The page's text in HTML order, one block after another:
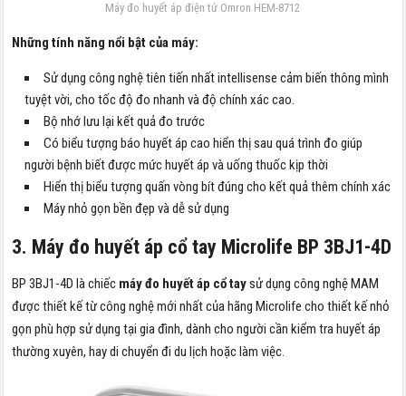
Máy đo huyết áp điện tử Omron HEM-8712
Những tính năng nổi bật của máy:
Sử dụng công nghệ tiên tiến nhất intellisense cảm biến thông mình
tuyệt vời, cho tốc độ đo nhanh và độ chính xác cao.
Bộ nhớ lưu lại kết quả đo trước
Có biểu tượng báo huyết áp cao hiển thị sau quá trình đo giúp
người bệnh biết được mức huyết áp và uống thuốc kịp thời
Hiển thị biểu tượng quấn vòng bít đúng cho kết quả thêm chính xác
Máy nhỏ gọn bền đẹp và dễ sử dụng
3. Máy đo huyết áp cổ tay Microlife BP 3BJ1-4D
BP 3BJ1-4D là chiếc máy đo huyết áp cổ taysử dụng công nghệ MAM
được thiết kế từ công nghệ mới nhất của hãng Microlife cho thiết kế nhỏ
gọn phù hợp sử dụng tại gia đình, dành cho người cần kiểm tra huyết áp
thường xuyên, hay di chuyển đi du lịch hoặc làm việc.